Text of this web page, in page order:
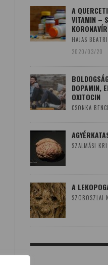
A
VITAMIN –
HAJAS
2020/03/20
DOPAMIN,
OXITOCIN
CSONKA
SZALMÁSI
A
SZOBOSZLAI